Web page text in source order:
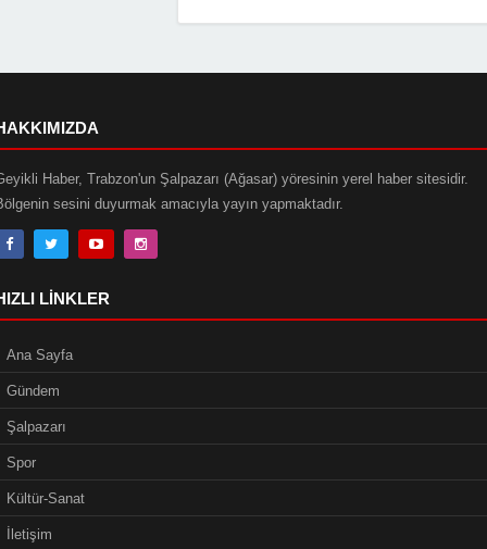
Haber, Trabzon'un Şalpazarı (Ağasar) yöresinin yerel haber sitesidir.
sesini duyurmak amacıyla yayın yapmaktadır.
LINKLER
Ana Sayfa
Gündem
Şalpazarı
Spor
Kültür-Sanat
İletişim